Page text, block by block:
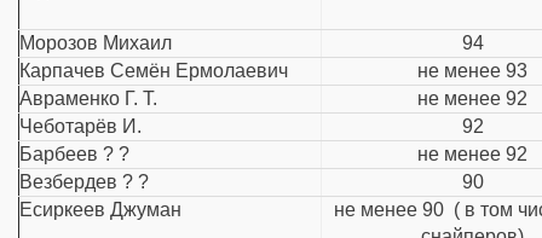
Морозов Михаил
94
Карпачев Семён Ермолаевич
не менее 93
Авраменко Г. Т.
не менее 92
Чеботарёв И.
92
Барбеев ? ?
не менее 92
Везбердев ? ?
90
Есиркеев Джуман
не менее 90 ( в том